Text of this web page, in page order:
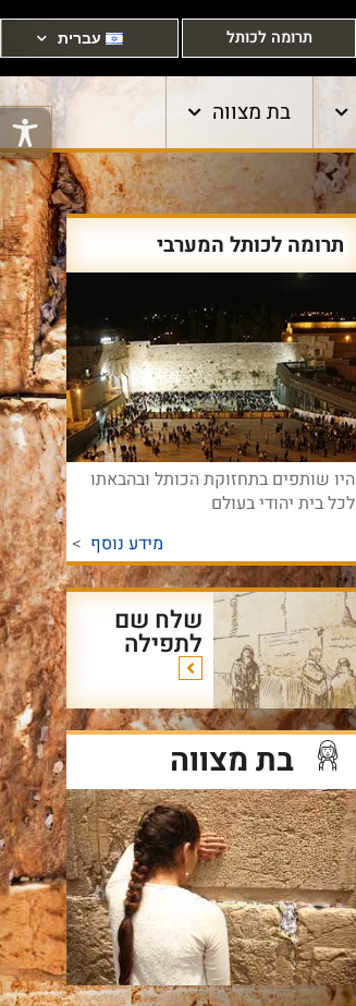
תרומה לכותל עברית
בת מצווה
תרומה לכותל המערבי
היו שותפים בתחזוקת הכותל ובהבאתו
לכל בית יהודי בעולם
מידע נוסף >
שלח שם
לתפילה
בת מצווה